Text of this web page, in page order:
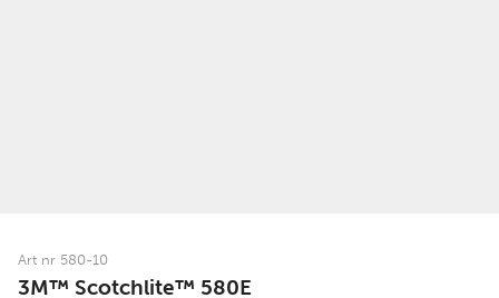
Art nr 580-10
3M™ Scotchlite™ 580E